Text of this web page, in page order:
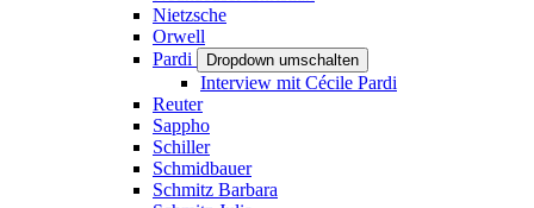
Nietzsche
Orwell
Pardi
Dropdown umschalten
Interview mit Cécile Pardi
Reuter
Sappho
Schiller
Schmidbauer
Schmitz Barbara